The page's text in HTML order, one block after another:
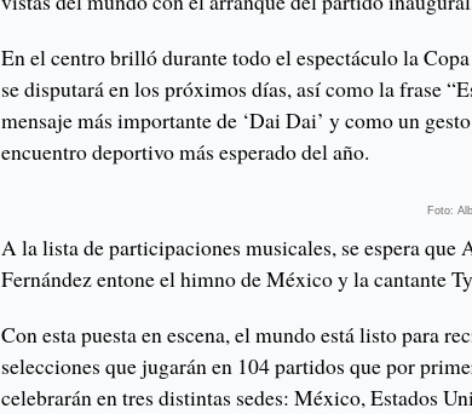
En el centro brilló durante todo el espectáculo la
se disputará en los próximos días, así como la frase
mensaje más importante de ‘Dai Dai’ y como un
encuentro deportivo más esperado del año.
Foto:
A la lista de participaciones musicales, se espera que
Fernández entone el himno de México y la cantante
Con esta puesta en escena, el mundo está listo para
selecciones que jugarán en 104 partidos que por
celebrarán en tres distintas sedes: México, Estados